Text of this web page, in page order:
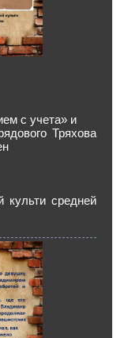
с учета» и
Тряхова
культи средней